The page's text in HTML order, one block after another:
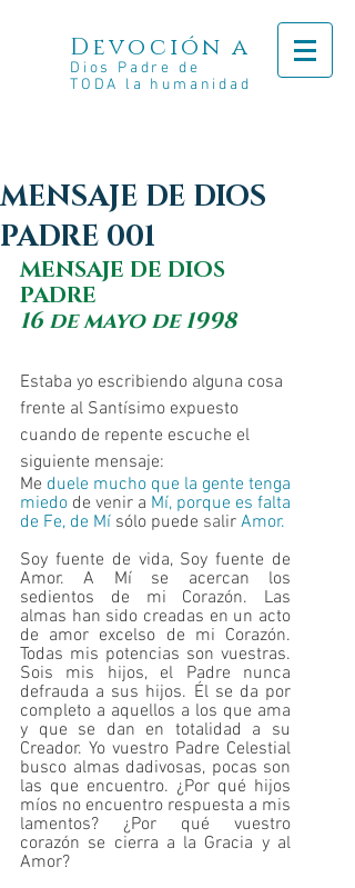
Devoción a
Dios Padre de
TODA la humanidad
MENSAJE DE DIOS
PADRE 001
MENSAJE DE DIOS
PADRE
16 de mayo de 1998
Estaba yo escribiendo alguna cosa
frente al Santísimo expuesto
cuando de repente escuche el
siguiente mensaje:
Me duele mucho que la gente tenga
miedo de venir a Mí, porque es falta
de Fe, de Mí sólo puede salir Amor.
Soy fuente de vida, Soy fuente de
Amor. A Mí se acercan los
sedientos de mi Corazón. Las
almas han sido creadas en un acto
de amor excelso de mi Corazón.
Todas mis potencias son vuestras.
Sois mis hijos, el Padre nunca
defrauda a sus hijos. Él se da por
completo a aquellos a los que ama
y que se dan en totalidad a su
Creador. Yo vuestro Padre Celestial
busco almas dadivosas, pocas son
las que encuentro. ¿Por qué hijos
míos no encuentro respuesta a mis
lamentos? ¿Por qué vuestro
corazón se cierra a la Gracia y al
Amor?